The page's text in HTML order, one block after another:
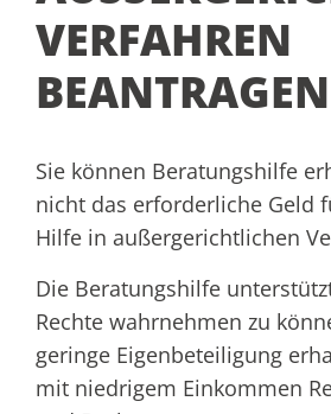
ERFAHREN B
EANTRAGEN
Sie können Beratungshilfe
nicht das erforderliche Geld
Hilfe in außergerichtlichen
Die Beratungshilfe
Rechte wahrnehmen zu
geringe Eigenbeteiligung
mit niedrigem Einkommen